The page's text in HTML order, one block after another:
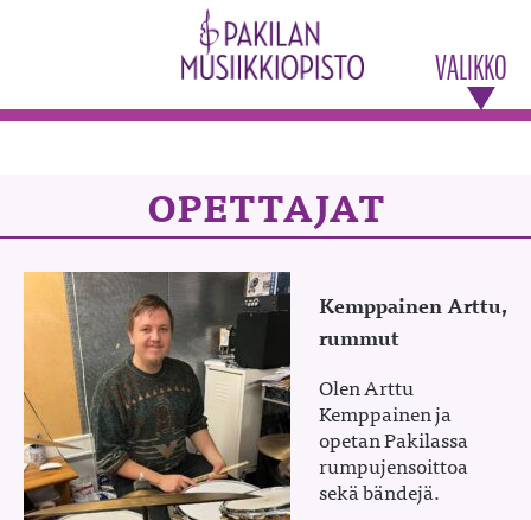
VALIKKO
OPETTAJAT
Kemppainen Arttu,
rummut
Olen Arttu
Kemppainen ja
opetan Pakilassa
rumpujensoittoa
sekä bändejä.